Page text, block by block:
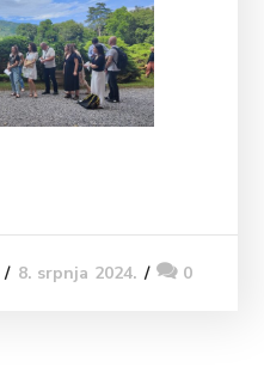
8. srpnja 2024. 0